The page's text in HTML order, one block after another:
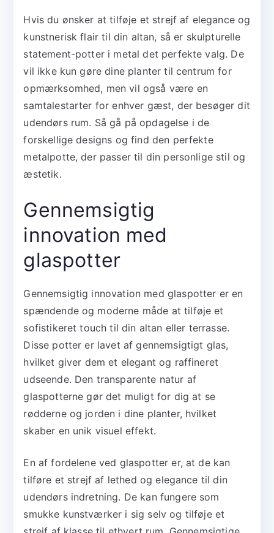
Hvis du ønsker at tilføje et strejf af elegance og
kunstnerisk flair til din altan, så er skulpturelle
statement-potter i metal det perfekte valg. De
vil ikke kun gøre dine planter til centrum for
opmærksomhed, men vil også være en
samtalestarter for enhver gæst, der besøger dit
udendørs rum. Så gå på opdagelse i de
forskellige designs og find den perfekte
metalpotte, der passer til din personlige stil og
æstetik.
Gennemsigtig
innovation med
glaspotter
Gennemsigtig innovation med glaspotter er en
spændende og moderne måde at tilføje et
sofistikeret touch til din altan eller terrasse.
Disse potter er lavet af gennemsigtigt glas,
hvilket giver dem et elegant og raffineret
udseende. Den transparente natur af
glaspotterne gør det muligt for dig at se
rødderne og jorden i dine planter, hvilket
skaber en unik visuel effekt.
En af fordelene ved glaspotter er, at de kan
tilføre et strejf af lethed og elegance til din
udendørs indretning. De kan fungere som
smukke kunstværker i sig selv og tilføje et